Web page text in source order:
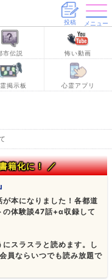
投稿 メニュー
市伝説 怖い動画
掲示板 心霊アプリ
籍化に！ ／
本になりました！各都道
の体験談47話+α収録して
スラスラと読めます。し
ならいつでも読み放題で